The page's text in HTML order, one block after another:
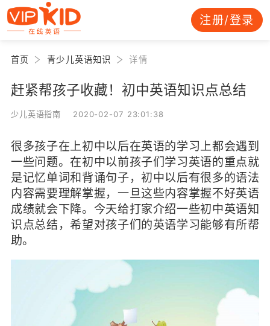
注册/登录
首页 青少儿英语知识 详情
赶紧帮孩子收藏！初中英语知识点总结
少儿英语指南 2020-02-07 23:01:38
很多孩子在上初中以后在英语的学习上都会遇到
一些问题。在初中以前孩子们学习英语的重点就
是记忆单词和背诵句子，初中以后有很多的语法
内容需要理解掌握，一旦这些内容掌握不好英语
成绩就会下降。今天给打家介绍一些初中英语知
识点总结，希望对孩子们的英语学习能够有所帮
助。